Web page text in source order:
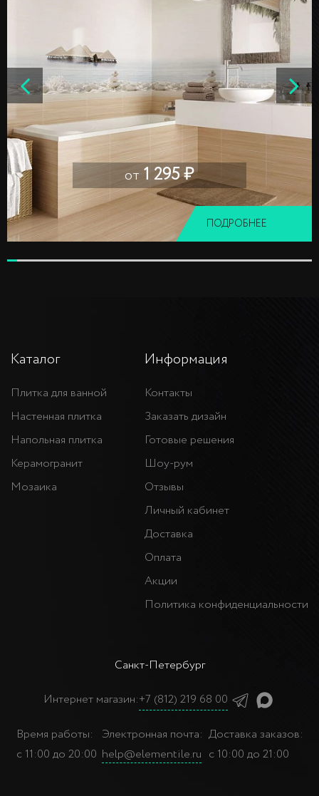
от 1 295 ₽
ПОДРОБНЕЕ
Санкт-Петербург
Интернет магазин:+7 (812) 219 68 00
Время работы:
с 11:00 до 20:00
Электронная почта:
help@elementile.ru
Доставка заказов:
с 10:00 до 21:00
Каталог
Плитка для ванной
Настенная плитка
Напольная плитка
Керамогранит
Мозаика
Информация
Контакты
Заказать дизайн
Готовые решения
Шоу-рум
Отзывы
Личный кабинет
Доставка
Оплата
Акции
Политика конфиденциальности